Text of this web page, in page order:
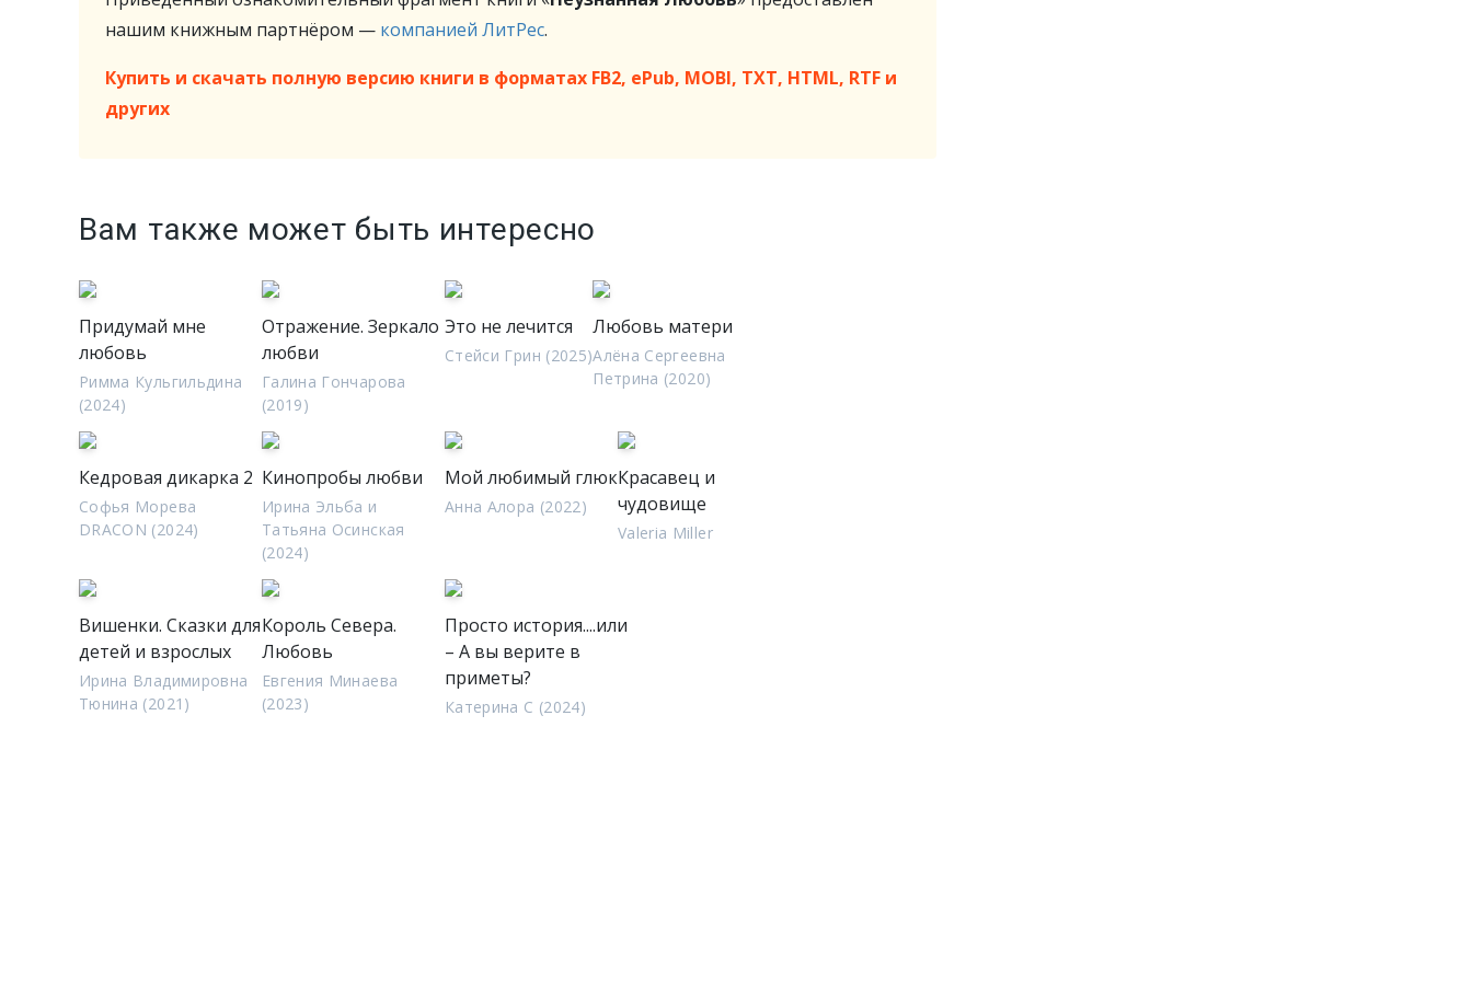
нашим книжным партнёром — компанией ЛитРес.
Купить и скачать полную версию книги в форматах FB2, ePub, MOBI, TXT, HTML, RTF и
других
Вам также может быть интересно
Придумай мне
любовь
Римма Кульгильдина
(2024)
Отражение. Зеркало
любви
Галина Гончарова
(2019)
Это не лечится
Стейси Грин (2025)
Любовь матери
Алёна Сергеевна
Петрина (2020)
Кедровая дикарка 2
Софья Морева
DRACON (2024)
Кинопробы любви
Ирина Эльба и
Татьяна Осинская
(2024)
Мой любимый глюк
Анна Алора (2022)
Красавец и
чудовище
Valeria Miller
Вишенки. Сказки для
детей и взрослых
Ирина Владимировна
Тюнина (2021)
Король Севера.
Любовь
Евгения Минаева
(2023)
Просто история....или
– А вы верите в
приметы?
Катерина С (2024)